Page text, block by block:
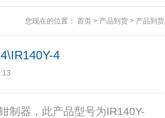
您现在的位置： 首页 > 产品到货 > 产品到货
4
制器，此产品型号为IR140Y-